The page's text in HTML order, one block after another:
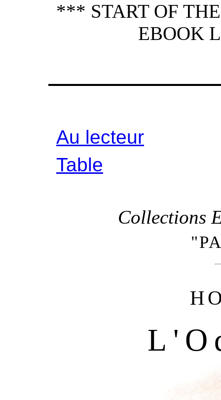
*** START OF
EBOOK
Au lecteur
Table
Collections